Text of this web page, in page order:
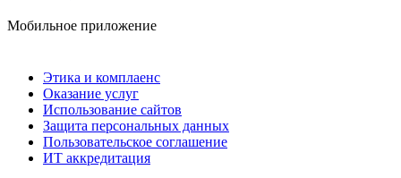
Мобильное приложение
Этика и комплаенс
Оказание услуг
Использование сайтов
Защита персональных данных
Пользовательское соглашение
ИТ аккредитация